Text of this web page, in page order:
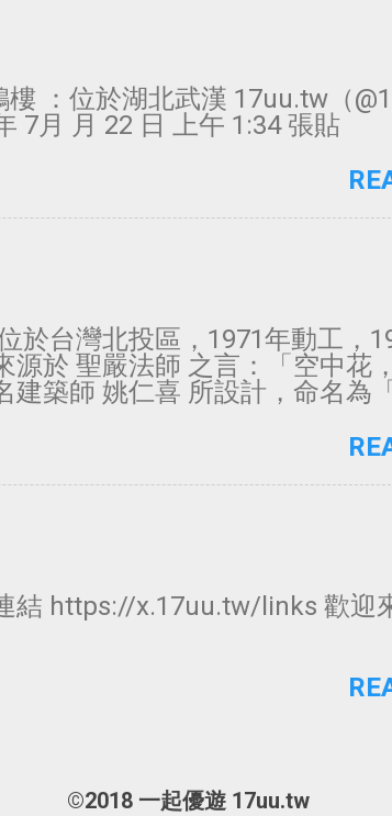
島國家公園 Credit: @ emi 照片
IG 歡迎來Facebook按讚
：位於湖北武漢 17uu.tw（
7月 月 22 日 上午 1:34 張貼
於台灣北投區，1971年動工，
源於 聖嚴法師 之言：「空中花
建築師 姚仁喜 所設計，命名為
工法也是日本建築師 安藤忠雄
09:00~17:00 (最後入寺時間
： 3/28~4/4 4/25~5/2 農禪寺為
分享的貼文 於 PST 2020 年 1
Instagram 查看這則貼文 八道妻
）分享的貼文 於 PST 2019 年
結 https://x.17uu.tw/links 歡迎
©2018 一起優遊 17uu.tw